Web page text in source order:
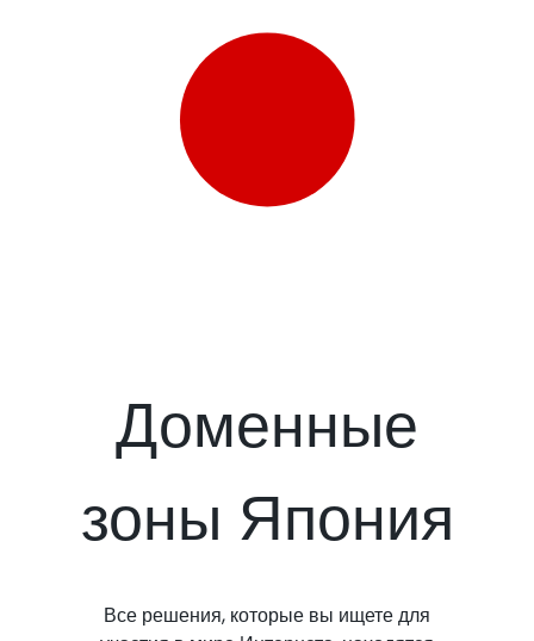
Доменные
зоны Япония
Все решения, которые вы ищете для